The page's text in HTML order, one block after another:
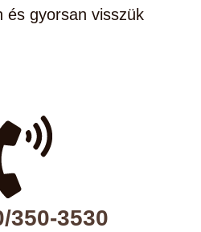
és gyorsan visszük
350-3530